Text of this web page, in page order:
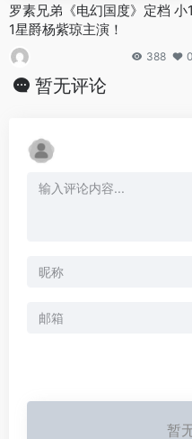
罗素兄弟《电幻国度》定档 小1
1星爵杨紫琼主演！
388 0
暂无评论
暂